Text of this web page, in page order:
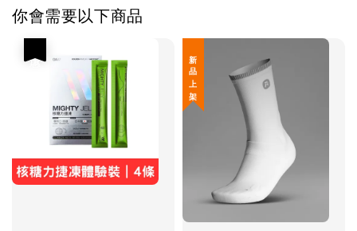
你會需要以下商品
新 品 上 架